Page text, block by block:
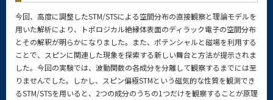
今回、高度に調整したSTM/STSによる空間分布の直接観察と理論モデルを
用いた解析により、トポロジカル絶縁体表面のディラック電子の空間分布
とその解釈が明らかになりました。また、ポテンシャルと磁場を利用する
ことで、スピンに関連した現象を探索する新しい舞台と方法が提示されま
した。今回の実験では、波動関数の各成分を分離して観察するまでには至
りませんでした。しかし、スピン偏極STMという磁気的な性質を観測でき
るSTM/STSを用いると、2つの成分のうちの1つだけを観察することが原理